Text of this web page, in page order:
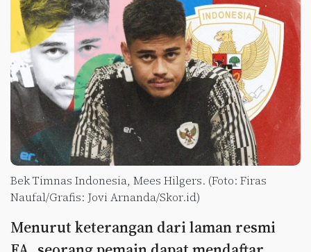
Bek Timnas Indonesia, Mees Hilgers. (Foto: Firas
Naufal/Grafis: Jovi Arnanda/Skor.id)
Menurut keterangan dari laman resmi